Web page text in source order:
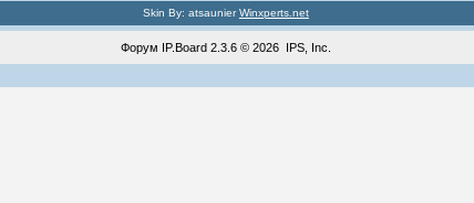
Skin By: atsaunierWinxperts.net
Форум IP.Board2.3.6 © 2026 IPS, Inc